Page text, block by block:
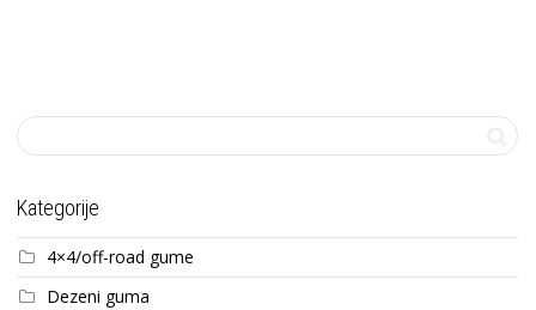
Kategorije
4×4/off-road gume
Dezeni guma